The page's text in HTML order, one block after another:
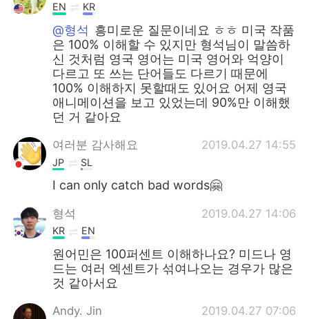
EN KR
@형석 흥미로운 질문이네요 ㅎㅎ 미국 작품
은 100% 이해할 수 있지만 형석님이 말씀하
신 것처럼 영국 영어는 미국 영어와 억양이
다르고 또 쓰는 단어들도 다르기 때문에
100% 이해하지 못할때도 있어요 어제 영국
애니메이션을 보고 있었는데 90%만 이해했
던 거 같아요
여러분 감사해요 2019.04.27 14:55
JP SL
I can only catch bad words🤗
형석 2019.04.27 14:06
KR EN
원어민은 100퍼센트 이해하나요? 미드나 영
드는 여러 엑센트가 섞여나오는 경우가 많은
것 같아서요
Andy. Jin 2019.04.27 07:06